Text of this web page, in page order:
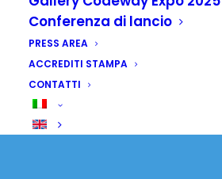
Conferenza di lancio
PRESS AREA
ACCREDITI STAMPA
CONTATTI